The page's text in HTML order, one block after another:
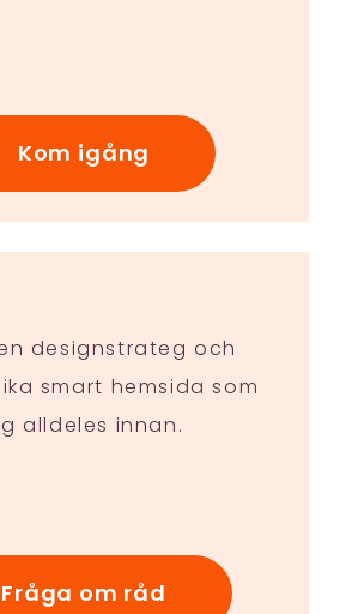
Kom igång
designstrateg och
smart hemsida som
alldeles innan.
Fråga om råd